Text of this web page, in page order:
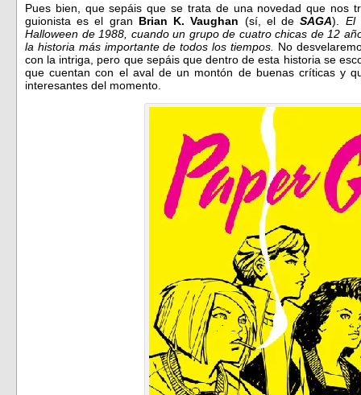
Pues bien, que sepáis que se trata de una novedad que nos
guionista es el gran Brian K. Vaughan (sí, el deSAGA). El
Halloween de 1988, cuando un grupo de cuatro chicas de 12
la historia más importante de todos los tiempos. No
con la intriga, pero que sepáis que dentro de esta historia se
que cuentan con el aval de un montón de buenas críticas y
interesantes del momento.